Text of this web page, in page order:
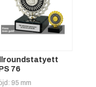
76
95 mm